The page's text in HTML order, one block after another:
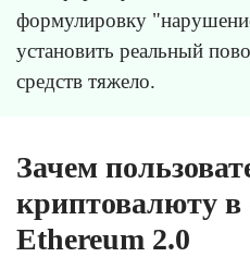
формулировку
установить реальный
средств тяжело.
Зачем
криптовалюту в
Ethereum 2.0